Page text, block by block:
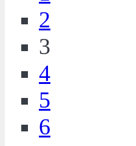
2
3
4
5
6